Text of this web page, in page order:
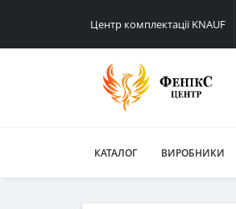
Центр комплектації KNAUF
КАТАЛОГ ВИРОБНИКИ